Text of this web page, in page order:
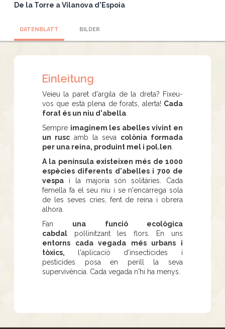
De la Torre a Vilanova d'Espoia
DATENBLATT BILDER
Einleitung
Veieu la paret d'argila de la dreta? Fixeu-
vos que està plena de forats, alerta! Cada
forat és un niu d'abella
Sempre imaginem les abelles vivint en
un rusc amb la seva colònia formada
per una reina, produint mel i pol.len
A la península existeixen més de 1000
espècies diferents d'abelles i 700 de
vespa i la majoria són solitàries. Cada
femella fa el seu niu i se n'encarrega sola
de les seves cries, fent de reina i obrera
alhora.
Fan una funció ecològica
cabdal pol·linitzant les flors. En uns
entorns cada vegada més urbans i
tòxics,
l'aplicació d'insecticides i
pesticides posa en perill la seva
supervivència. Cada vegada n'hi ha menys.